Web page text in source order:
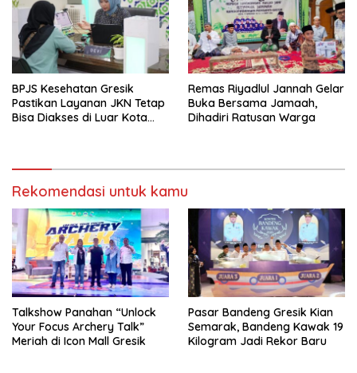
BPJS Kesehatan Gresik
Pastikan Layanan JKN Tetap
Bisa Diakses di Luar Kota
Remas Riyadlul Jannah Gelar
Buka Bersama Jamaah,
Dihadiri Ratusan Warga
Rekomendasi untuk kamu
Talkshow Panahan “Unlock
Your Focus Archery Talk”
Meriah di Icon Mall Gresik
Pasar Bandeng Gresik Kian
Semarak, Bandeng Kawak 19
Kilogram Jadi Rekor Baru